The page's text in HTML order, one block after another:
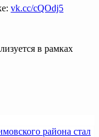
vk.cc/cQOdj5
в рамках